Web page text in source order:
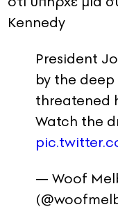
Kennedy
President
by the
threatened
Watch the
— Woof